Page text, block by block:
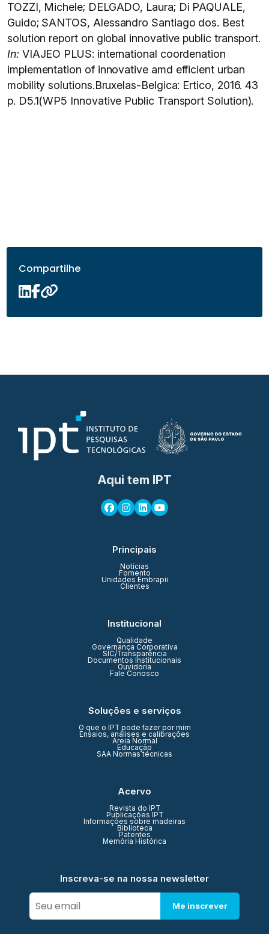
TOZZI, Michele; DELGADO, Laura; Di PAQUALE,
Guido; SANTOS, Alessandro Santiago dos. Best
solution report on global innovative public transport.
In: VIAJEO PLUS: international coordenation
implementation of innovative amd efficient urban
mobility solutions.Bruxelas-Belgica: Ertico, 2016. 43
p. D5.1(WP5 Innovative Public Transport Solution).
Compartilhe
Aqui tem IPT
Principais
Notícias
Fomento
Unidades Embrapii
Clientes
Institucional
Qualidade
Governança Corporativa
SIC/Transparência
Documentos Institucionais
Ouvidoria
Fale Conosco
Soluções e serviços
O que o IPT pode fazer por mim
Ensaios, análises e calibrações
Areia Normal
Educação
SAA Normas técnicas
Acervo
Revista do IPT
Publicações IPT
Informações sobre madeiras
Biblioteca
Patentes
Memória Histórica
Inscreva-se na nossa newsletter
Me inscrever